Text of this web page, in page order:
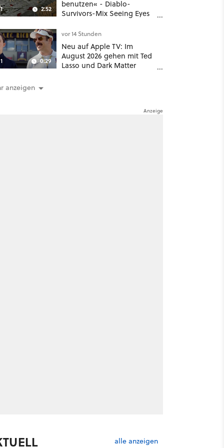
2:52
benutzen« - Diablo-
Survivors-Mix Seeing Eyes
nützliches Map-Tool
0:29
vor 14 Stunden
Neu auf Apple TV: Im
August 2026 gehen mit Ted
Lasso und Dark Matter
anzeigen
alle anzeigen